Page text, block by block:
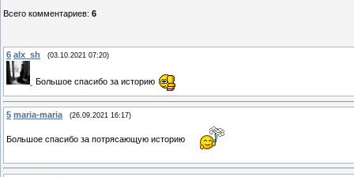
Всего комментариев: 6
6 alx_sh (03.10.2021 07:20)
Большое спасибо за историю
5 maria-maria (26.09.2021 16:17)
Большое спасибо за потрясающую историю